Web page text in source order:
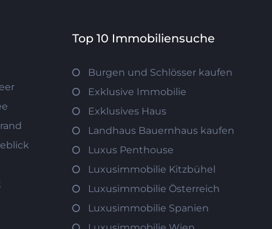
Top 10 Immobiliensuche
Burgen und Schlösser kaufen
Exklusive Immobilie
Exklusives Haus
Landhaus Bauernhaus kaufen
Luxus Penthouse
Luxusimmobilie Kitzbühel
Luxusimmobilie Österreich
Luxusimmobilie Spanien